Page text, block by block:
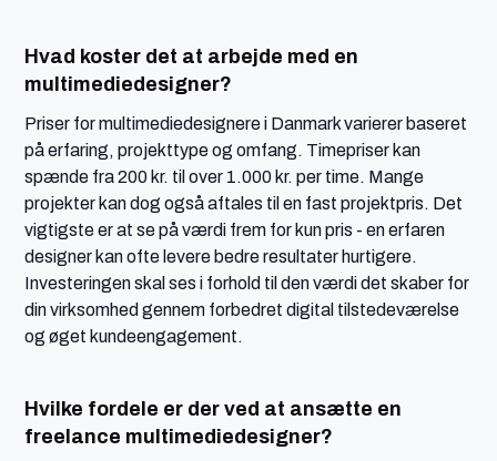
Hvad koster det at arbejde med en
multimediedesigner?
Priser for multimediedesignere i Danmark varierer baseret
på erfaring, projekttype og omfang. Timepriser kan
spænde fra 200 kr. til over 1.000 kr. per time. Mange
projekter kan dog også aftales til en fast projektpris. Det
vigtigste er at se på værdi frem for kun pris - en erfaren
designer kan ofte levere bedre resultater hurtigere.
Investeringen skal ses i forhold til den værdi det skaber for
din virksomhed gennem forbedret digital tilstedeværelse
og øget kundeengagement.
Hvilke fordele er der ved at ansætte en
freelance multimediedesigner?